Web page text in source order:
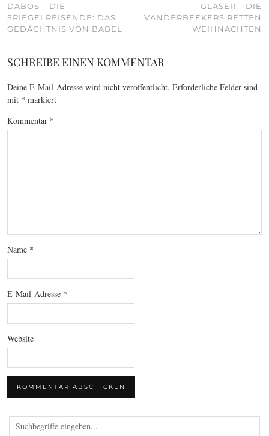
DABOS – DIE
SPIEGELREISENDE: DAS
GEDÄCHTNIS VON BABEL
GLASER – DIE
VANDERBEEKERS RETTEN
WEIHNACHTEN
SCHREIBE EINEN KOMMENTAR
Deine E-Mail-Adresse wird nicht veröffentlicht. Erforderliche Felder sind
mit * markiert
Kommentar *
Name *
E-Mail-Adresse *
Website